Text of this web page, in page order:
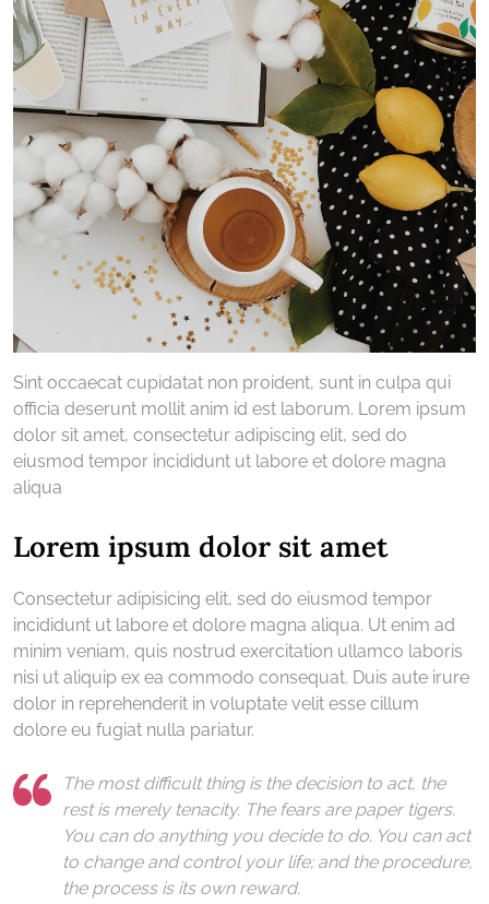
Sint occaecat cupidatat non proident, sunt in culpa qui
officia deserunt mollit anim id est laborum. Lorem ipsum
dolor sit amet, consectetur adipiscing elit, sed do
eiusmod tempor incididunt ut labore et dolore magna
aliqua
Lorem ipsum dolor sit amet
Consectetur adipisicing elit, sed do eiusmod tempor
incididunt ut labore et dolore magna aliqua. Ut enim ad
minim veniam, quis nostrud exercitation ullamco laboris
nisi ut aliquip ex ea commodo consequat. Duis aute irure
dolor in reprehenderit in voluptate velit esse cillum
dolore eu fugiat nulla pariatur.
The most difficult thing is the decision to act, the
rest is merely tenacity. The fears are paper tigers.
You can do anything you decide to do. You can act
to change and control your life; and the procedure,
the process is its own reward.